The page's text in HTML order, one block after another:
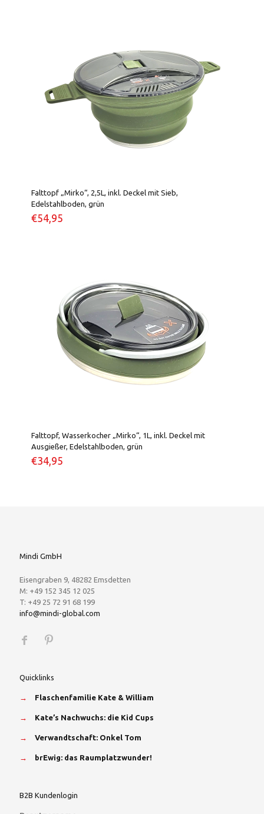
Falttopf „Mirko“, 2,5L, inkl. Deckel mit Sieb,
Edelstahlboden, grün
€54,95
Falttopf, Wasserkocher „Mirko“, 1L, inkl. Deckel mit
Ausgießer, Edelstahlboden, grün
€34,95
Mindi GmbH
Eisengraben 9, 48282 Emsdetten
M: +49 152 345 12 025
T: +49 25 72 91 68 199
info@mindi-global.com
Quicklinks
→ Flaschenfamilie Kate & William
→ Kate’s Nachwuchs: die Kid Cups
→ Verwandtschaft: Onkel Tom
→ brEwig: das Raumplatzwunder!
B2B Kundenlogin